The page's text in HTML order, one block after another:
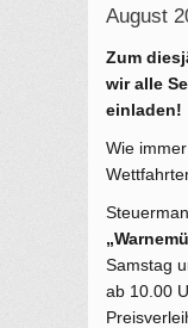
August
Zum
wir alle
einladen!
Wie
Samstag
ab 10.00